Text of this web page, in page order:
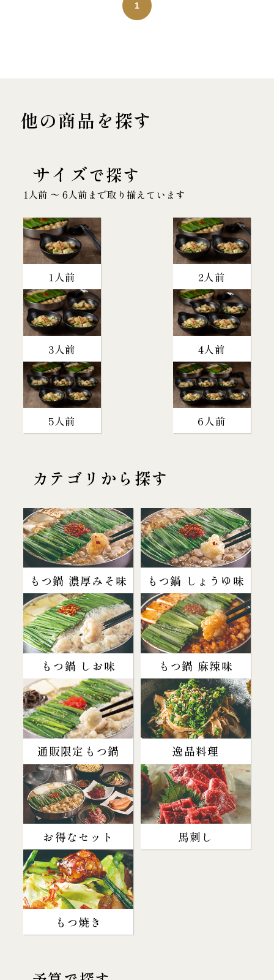
1
他の商品を探す
サイズで探す
1人前 〜 6人前まで取り揃えています
1人前 2人前
3人前 4人前
5人前 6人前
カテゴリから探す
もつ鍋 濃厚みそ味 もつ鍋 しょうゆ味
もつ鍋 しお味 もつ鍋 麻辣味
通販限定もつ鍋 逸品料理
お得なセット 馬刺し
もつ焼き